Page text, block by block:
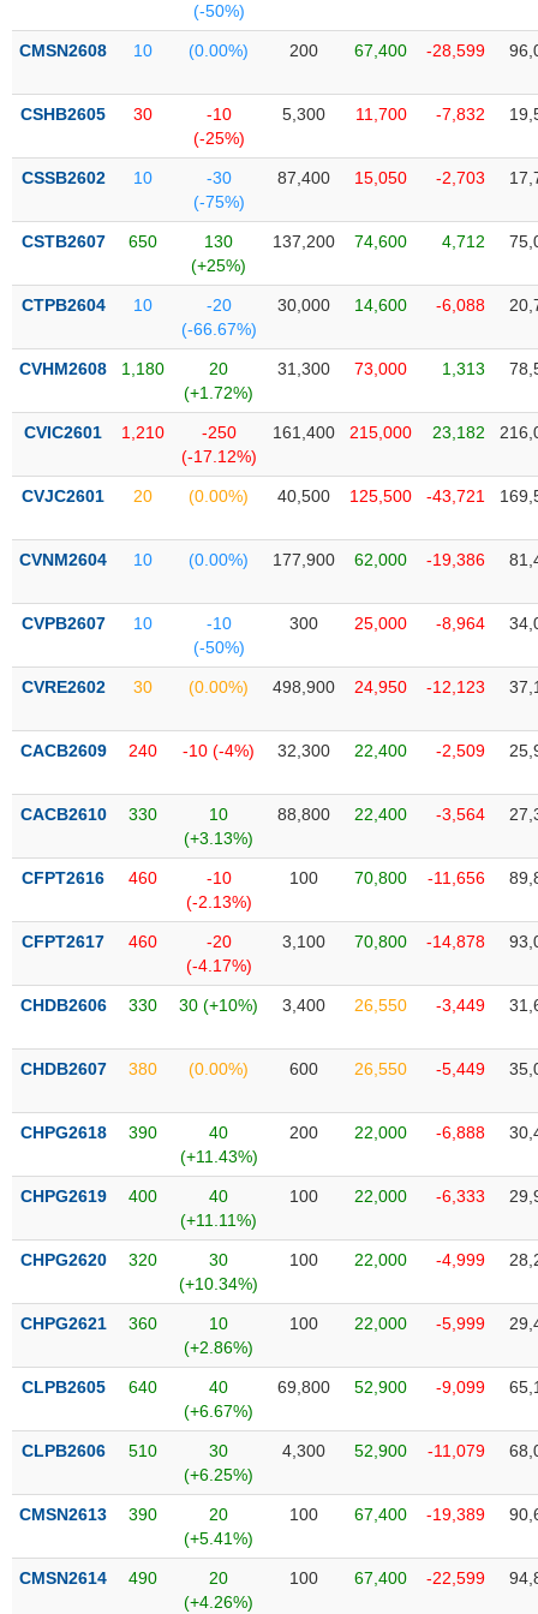
Trạng
cổ
phiếu
Quy
mô
trường
yết
yết
Niêm
bổ
sung
Hủy
niêm
Theo
đặc
Không
ký
quỹ
Danh
mục
phiếu
chi
Tổng
Giao
Tài
Phân
kỹ
Hồ
doanh
nghiệp
Tin
tức
kiện
(-50%)
CMSN2608 10 (0.00%) 200 67,400 -28,599
CSHB2605 30
-10
(-25%)
5,300 11,700 -7,832
CSSB2602 10
-30
(-75%)
87,400 15,050 -2,703
CSTB2607 650
130
(+25%)
137,200 74,600 4,712
CTPB2604 10
-20
(-66.67%)
30,000 14,600 -6,088
CVHM2608 1,180
20
(+1.72%)
31,300 73,000 1,313
CVIC2601 1,210
-250
(-17.12%)
161,400 215,000 23,182
CVJC2601 20 (0.00%) 40,500 125,500 -43,721
CVNM2604 10 (0.00%) 177,900 62,000 -19,386
CVPB2607 10
-10
(-50%)
300 25,000 -8,964
CVRE2602 30 (0.00%) 498,900 24,950 -12,123
CACB2609 240 -10 (-4%) 32,300 22,400 -2,509
CACB2610 330
10
(+3.13%)
88,800 22,400 -3,564
CFPT2616 460
-10
(-2.13%)
100 70,800 -11,656
CFPT2617 460
-20
(-4.17%)
3,100 70,800 -14,878
CHDB2606 330 30 (+10%) 3,400 26,550 -3,449
CHDB2607 380 (0.00%) 600 26,550 -5,449
CHPG2618 390
40
(+11.43%)
200 22,000 -6,888
CHPG2619 400
40
(+11.11%)
100 22,000 -6,333
CHPG2620 320
30
(+10.34%)
100 22,000 -4,999
CHPG2621 360
10
(+2.86%)
100 22,000 -5,999
CLPB2605 640
40
(+6.67%)
69,800 52,900 -9,099
CLPB2606 510
30
(+6.25%)
4,300 52,900 -11,079
CMSN2613 390
20
(+5.41%)
100 67,400 -19,389
CMSN2614 490
20
(+4.26%)
100 67,400 -22,599
DOANH
CỔ
SINH
PHIẾU
CỤ
ĐẦU
XUẤT
LIỆU
TIN
SECTOR
NGUYÊN
LIỆU